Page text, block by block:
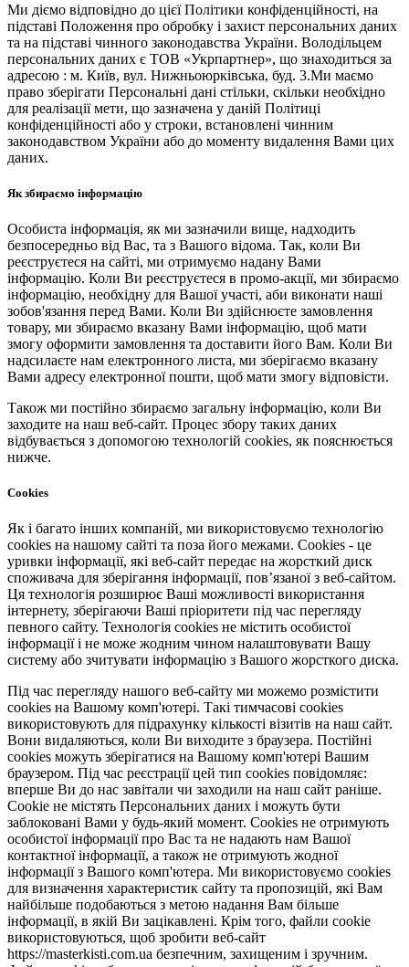
Ми діємо відповідно до цієї Політики конфіденційності, на
підставі Положення про обробку і захист персональних даних
та на підставі чинного законодавства України. Володільцем
персональних даних є ТОВ «Укрпартнер», що знаходиться за
адресою : м. Київ, вул. Нижньоюркiвська, буд. 3.Ми маємо
право зберігати Персональні дані стільки, скільки необхідно
для реалізації мети, що зазначена у даній Політиці
конфіденційності або у строки, встановлені чинним
законодавством України або до моменту видалення Вами цих
даних.
Як збираємо інформацію
Особиста інформація, як ми зазначили вище, надходить
безпосередньо від Вас, та з Вашого відома. Так, коли Ви
реєструєтеся на сайті, ми отримуємо надану Вами
інформацію. Коли Ви реєструєтеся в промо-акції, ми збираємо
інформацію, необхідну для Вашої участі, аби виконати наші
зобов'язання перед Вами. Коли Ви здійснюєте замовлення
товару, ми збираємо вказану Вами інформацію, щоб мати
змогу оформити замовлення та доставити його Вам. Коли Ви
надсилаєте нам електронного листа, ми зберігаємо вказану
Вами адресу електронної пошти, щоб мати змогу відповісти.
Також ми постійно збираємо загальну інформацію, коли Ви
заходите на наш веб-сайт. Процес збору таких даних
відбувається з допомогою технологій cookies, як пояснюється
нижче.
Cookies
Як і багато інших компаній, ми використовуємо технологію
cookies на нашому сайті та поза його межами. Cookies - це
уривки інформації, які веб-сайт передає на жорсткий диск
споживача для зберігання інформації, пов’язаної з веб-сайтом.
Ця технологія розширює Ваші можливості використання
інтернету, зберігаючи Ваші пріоритети під час перегляду
певного сайту. Технологія cookies не містить особистої
інформації і не може жодним чином налаштовувати Вашу
систему або зчитувати інформацію з Вашого жорсткого диска.
Під час перегляду нашого веб-сайту ми можемо розмістити
cookies на Вашому комп'ютері. Такі тимчасові cookies
використовують для підрахунку кількості візитів на наш сайт.
Вони видаляються, коли Ви виходите з браузера. Постійні
cookies можуть зберігатися на Вашому комп'ютері Вашим
браузером. Під час реєстрації цей тип cookies повідомляє:
вперше Ви до нас завітали чи заходили на наш сайт раніше.
Cookie не містять Персональних даних і можуть бути
заблоковані Вами у будь-який момент. Сookies не отримують
особистої інформації про Вас та не надають нам Вашої
контактної інформації, а також не отримують жодної
інформації з Вашого комп'ютера. Ми використовуємо cookies
для визначення характеристик сайту та пропозицій, які Вам
найбільше подобаються з метою надання Вам більше
інформації, в якій Ви зацікавлені. Крім того, файли cookie
використовуються, щоб зробити веб-сайт
https://masterkisti.com.ua безпечним, захищеним і зручним.